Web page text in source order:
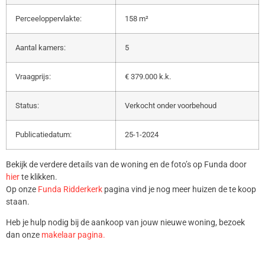
Perceeloppervlakte: 158 m²
Aantal kamers: 5
Vraagprijs: € 379.000 k.k.
Status: Verkocht onder voorbehoud
Publicatiedatum: 25-1-2024
Bekijk de verdere details van de woning en de foto’s op Funda door
hierte klikken.
Op onze Funda Ridderkerk pagina vind je nog meer huizen de te koop
staan.
Heb je hulp nodig bij de aankoop van jouw nieuwe woning, bezoek
dan onze makelaar pagina.